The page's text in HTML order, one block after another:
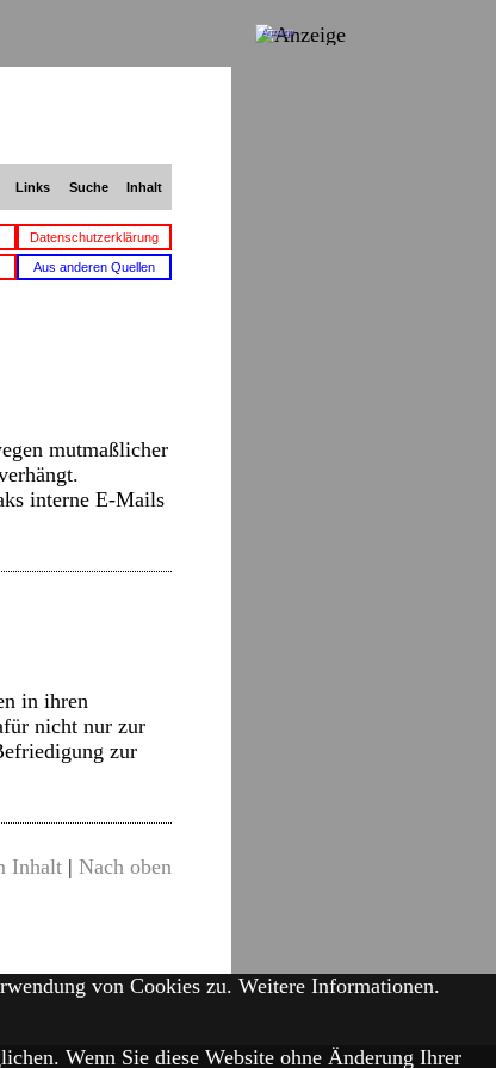
Links Suche Inhalt
Datenschutzerklärung
Aus anderen Quellen
mutmaßlicher
interne E-Mails
in ihren
nicht nur zur
zur
Inhalt | Nach oben
Anzeige
von Cookies zu. Weitere Informationen.
Wenn Sie diese Website ohne Änderung Ihrer